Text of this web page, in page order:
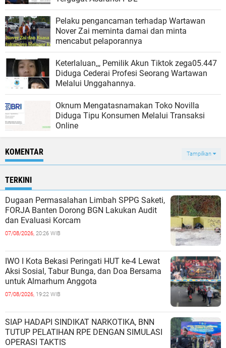
Pelaku pengancaman terhadap Wartawan
Nover Zai meminta damai dan minta
mencabut pelaporannya
Keterlaluan,,, Pemilik Akun Tiktok zega05.447
Diduga Cederai Profesi Seorang Wartawan
Melalui Unggahannya.
Oknum Mengatasnamakan Toko Novilla
Diduga Tipu Konsumen Melalui Transaksi
Online
KOMENTAR Tampilkan
TERKINI
Dugaan Permasalahan Limbah SPPG Saketi,
FORJA Banten Dorong BGN Lakukan Audit
dan Evaluasi Korcam
07/08/2026, 20:26 WIB
IWO I Kota Bekasi Peringati HUT ke-4 Lewat
Aksi Sosial, Tabur Bunga, dan Doa Bersama
untuk Almarhum Anggota
07/08/2026, 19:22 WIB
SIAP HADAPI SINDIKAT NARKOTIKA, BNN
TUTUP PELATIHAN RPE DENGAN SIMULASI
OPERASI TAKTIS